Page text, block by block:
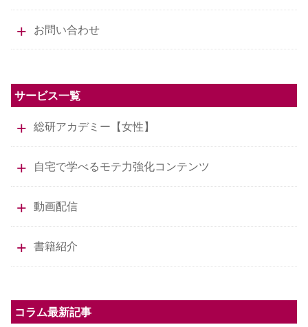
お問い合わせ
サービス一覧
総研アカデミー【女性】
自宅で学べるモテ力強化コンテンツ
動画配信
書籍紹介
コラム最新記事